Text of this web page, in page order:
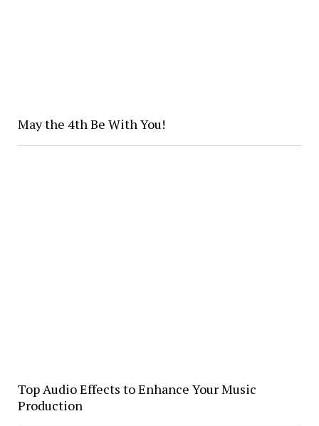
May the 4th Be With You!
Top Audio Effects to Enhance Your Music
Production